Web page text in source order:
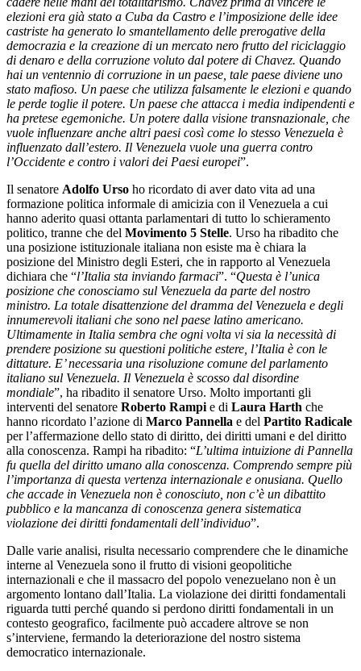
elezioni era già stato a Cuba da Castro e l’imposizione delle idee
castriste ha generato lo smantellamento delle prerogative della
democrazia e la creazione di un mercato nero frutto del riciclaggio
di denaro e della corruzione voluto dal potere di Chavez. Quando
hai un ventennio di corruzione in un paese, tale paese diviene uno
stato mafioso. Un paese che utilizza falsamente le elezioni e quando
le perde toglie il potere. Un paese che attacca i media indipendenti e
ha pretese egemoniche. Un potere dalla visione transnazionale, che
vuole influenzare anche altri paesi così come lo stesso Venezuela è
influenzato dall’estero. Il Venezuela vuole una guerra contro
l’Occidente e contro i valori dei Paesi europei”.
Il senatore Adolfo Urso ho ricordato di aver dato vita ad una
formazione politica informale di amicizia con il Venezuela a cui
hanno aderito quasi ottanta parlamentari di tutto lo schieramento
politico, tranne che del Movimento 5 Stelle. Urso ha ribadito che
una posizione istituzionale italiana non esiste ma è chiara la
posizione del Ministro degli Esteri, che in rapporto al Venezuela
dichiara che “l’Italia sta inviando farmaci”. “Questa è l’unica
posizione che conosciamo sul Venezuela da parte del nostro
ministro. La totale disattenzione del dramma del Venezuela e degli
innumerevoli italiani che sono nel paese latino americano.
Ultimamente in Italia sembra che ogni volta vi sia la necessità di
prendere posizione su questioni politiche estere, l’Italia è con le
dittature. E’ necessaria una risoluzione comune del parlamento
italiano sul Venezuela. Il Venezuela è scosso dal disordine
mondiale”, ha ribadito il senatore Urso. Molto importanti gli
interventi del senatore Roberto Rampi e di Laura Harth che
hanno ricordato l’azione di Marco Pannella e del Partito Radicale
per l’affermazione dello stato di diritto, dei diritti umani e del diritto
alla conoscenza. Rampi ha ribadito: “L’ultima intuizione di Pannella
fu quella del diritto umano alla conoscenza. Comprendo sempre più
l’importanza di questa vertenza internazionale e onusiana. Quello
che accade in Venezuela non è conosciuto, non c’è un dibattito
pubblico e la mancanza di conoscenza genera sistematica
violazione dei diritti fondamentali dell’individuo”.
Dalle varie analisi, risulta necessario comprendere che le dinamiche
interne al Venezuela sono il frutto di visioni geopolitiche
internazionali e che il massacro del popolo venezuelano non è un
argomento lontano dall’Italia. La violazione dei diritti fondamentali
riguarda tutti perché quando si perdono diritti fondamentali in un
contesto geografico, facilmente può accadere altrove se non
s’interviene, fermando la deteriorazione del nostro sistema
democratico internazionale.